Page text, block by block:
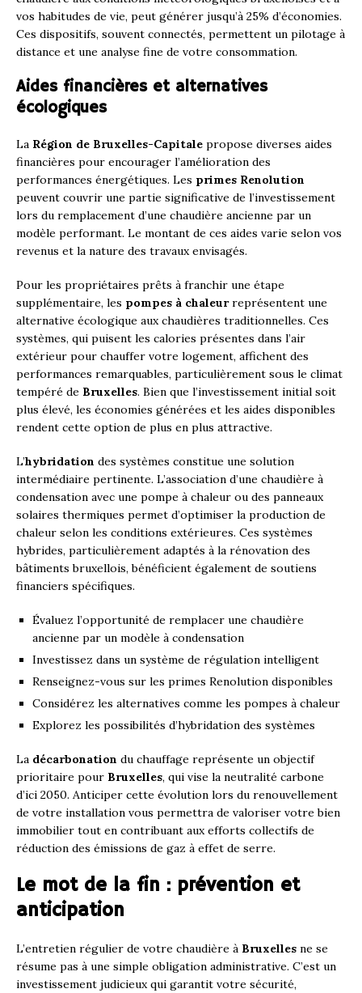
vos habitudes de vie, peut générer jusqu’à 25% d’économies.
Ces dispositifs, souvent connectés, permettent un pilotage à
distance et une analyse fine de votre consommation.
Aides financières et alternatives
écologiques
La Région de Bruxelles-Capitale propose diverses aides
financières pour encourager l’amélioration des
performances énergétiques. Les primes Renolution
peuvent couvrir une partie significative de l’investissement
lors du remplacement d’une chaudière ancienne par un
modèle performant. Le montant de ces aides varie selon vos
revenus et la nature des travaux envisagés.
Pour les propriétaires prêts à franchir une étape
supplémentaire, les pompes à chaleurreprésentent une
alternative écologique aux chaudières traditionnelles. Ces
systèmes, qui puisent les calories présentes dans l’air
extérieur pour chauffer votre logement, affichent des
performances remarquables, particulièrement sous le climat
tempéré de Bruxelles. Bien que l’investissement initial soit
plus élevé, les économies générées et les aides disponibles
rendent cette option de plus en plus attractive.
L’hybridation des systèmes constitue une solution
intermédiaire pertinente. L’association d’une chaudière à
condensation avec une pompe à chaleur ou des panneaux
solaires thermiques permet d’optimiser la production de
chaleur selon les conditions extérieures. Ces systèmes
hybrides, particulièrement adaptés à la rénovation des
bâtiments bruxellois, bénéficient également de soutiens
financiers spécifiques.
Évaluez l’opportunité de remplacer une chaudière
ancienne par un modèle à condensation
Investissez dans un système de régulation intelligent
Renseignez-vous sur les primes Renolution disponibles
Considérez les alternatives comme les pompes à chaleur
Explorez les possibilités d’hybridation des systèmes
La décarbonation du chauffage représente un objectif
prioritaire pour Bruxelles, qui vise la neutralité carbone
d’ici 2050. Anticiper cette évolution lors du renouvellement
de votre installation vous permettra de valoriser votre bien
immobilier tout en contribuant aux efforts collectifs de
réduction des émissions de gaz à effet de serre.
Le mot de la fin : prévention et
anticipation
L’entretien régulier de votre chaudière à Bruxelles ne se
résume pas à une simple obligation administrative. C’est un
investissement judicieux qui garantit votre sécurité,